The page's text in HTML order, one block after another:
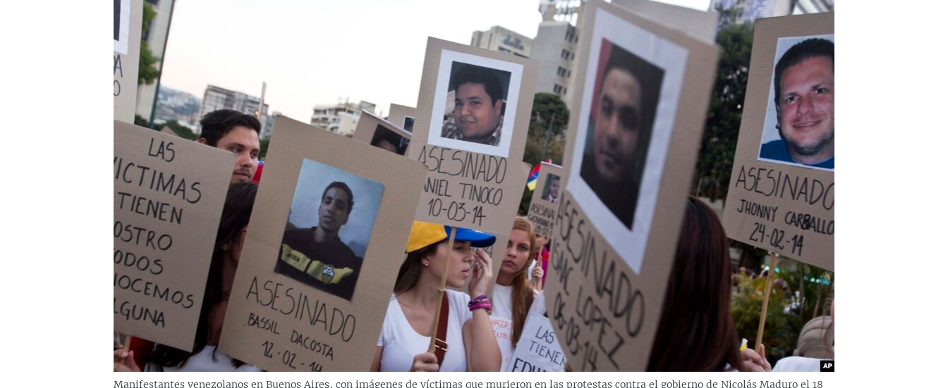
LA REALIDAD DE LA VIVIENDA EN
SER VIEJO EN CUBA
LOS SANTOS DE HIALEAH
DESINFORMACIÓN RUSA EN
LA INVASIÓN DE RUSIA A UCRANIA
Manifestantes venezolanos en Buenos Aires, con imágenes de víctimas que murieron en las protestas contra el gobierno de Nicolás Maduro el 18